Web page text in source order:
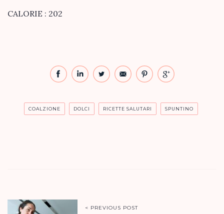
CALORIE : 202
COALZIONE DOLCI RICETTE SALUTARI SPUNTINO
< PREVIOUS POST